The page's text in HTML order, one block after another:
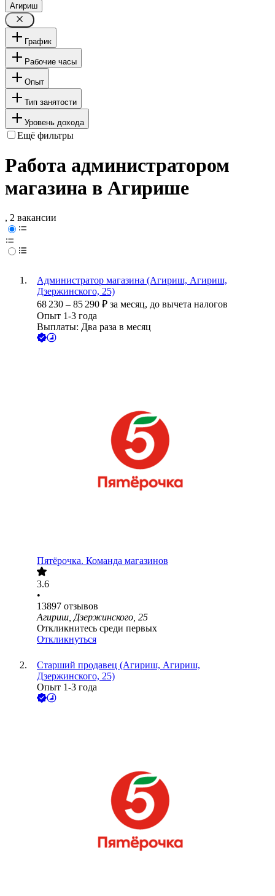
Агириш
График
Рабочие часы
Опыт
Тип занятости
Уровень дохода
Ещё фильтры
Работа администратором
магазина в Агирише
, 2 вакансии
Администратор магазина (Агириш, Агириш,
Дзержинского, 25)
68 230 – 85 290 ₽ за месяц, до вычета налогов
Опыт 1-3 года
Выплаты: Два раза в месяц
Пятёрочка. Команда магазинов
3.6
•
13897 отзывов
Агириш, Дзержинского, 25
Откликнитесь среди первых
Откликнуться
Старший продавец (Агириш, Агириш,
Дзержинского, 25)
Опыт 1-3 года